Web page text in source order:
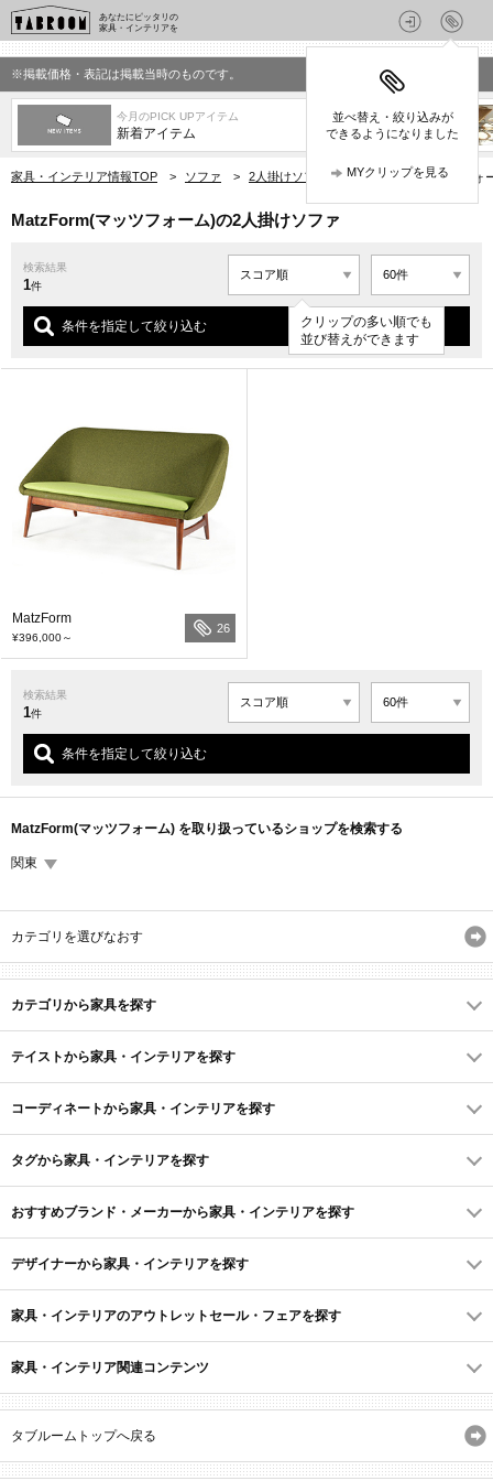
あなたにピッタリの
家具・インテリアを
並べ替え・絞り込みが
できるようになりました
MYクリップを見る
※掲載価格・表記は掲載当時のものです。
今月のPICK UPアイテム
新着アイテム
家具・インテリア情報TOP > ソファ > 2人掛けソファ > MatzForm(マッツフォ
MatzForm(マッツフォーム)の2人掛けソファ
検索結果
1件
クリップの多い順でも
並び替えができます
条件を指定して絞り込む
MatzForm
¥396,000～
26
検索結果
1件
条件を指定して絞り込む
MatzForm(マッツフォーム) を取り扱っているショップを検索する
関東
カテゴリを選びなおす
カテゴリから家具を探す
テイストから家具・インテリアを探す
コーディネートから家具・インテリアを探す
タグから家具・インテリアを探す
おすすめブランド・メーカーから家具・インテリアを探す
デザイナーから家具・インテリアを探す
家具・インテリアのアウトレットセール・フェアを探す
家具・インテリア関連コンテンツ
タブルームトップへ戻る